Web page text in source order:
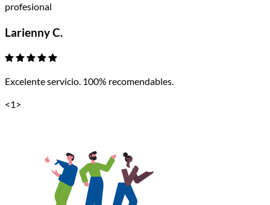
profesional
Larienny C.
Excelente servicio. 100% recomendables.
<1 >